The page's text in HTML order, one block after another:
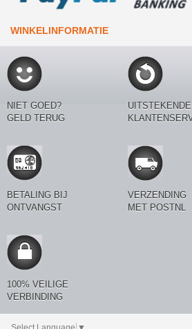
WINKELINFORMATIE
NIET GOED?
GELD TERUG
UITSTEKENDE
BETALING BIJ
ONTVANGST
VERZENDING
MET POSTNL
100% VEILIGE
VERBINDING